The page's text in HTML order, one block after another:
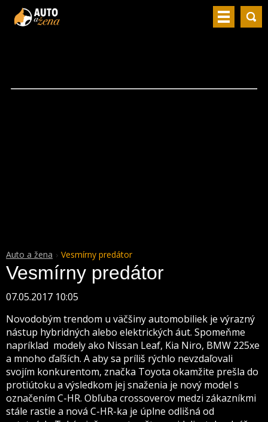
Auto a žena Vesmírny predátor
Vesmírny predátor
07.05.2017 10:05
Novodobým trendom u väčšiny automobiliek je výrazný
nástup hybridných alebo elektrických áut. Spomeňme
napríklad modely ako Nissan Leaf, Kia Niro, BMW 225xe
a mnoho ďaľších. A aby sa príliš rýchlo nevzdaľovali
svojím konkurentom, značka Toyota okamžite prešla do
protiútoku a výsledkom jej snaženia je nový model s
označením C-HR. Obľuba crossoverov medzi zákazníkmi
stále rastie a nová C-HR-ka je úplne odlišná od